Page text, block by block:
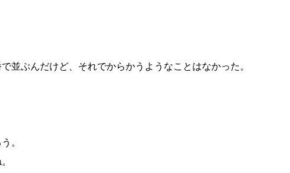
並ぶんだけど、それでからかうようなことはなかった。
。